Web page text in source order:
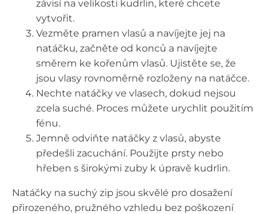
závisí na velikosti kudrlin, které chcete
vytvořit.
Vezměte pramen vlasů a navíjejte jej na
natáčku, začněte od konců a navíjejte
směrem ke kořenům vlasů. Ujistěte se, že
jsou vlasy rovnoměrně rozloženy na natáčce.
Nechte natáčky ve vlasech, dokud nejsou
zcela suché. Proces můžete urychlit použitím
fénu.
Jemně odviňte natáčky z vlasů, abyste
předešli zacuchání. Použijte prsty nebo
hřeben s širokými zuby k úpravě kudrlin.
Natáčky na suchý zip jsou skvělé pro dosažení
přirozeného, pružného vzhledu bez poškození